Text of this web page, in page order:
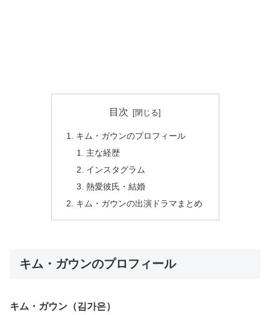
目次
キム・ガウンのプロフィール
主な経歴
インスタグラム
熱愛彼氏・結婚
キム・ガウンの出演ドラマまとめ
キム・ガウンのプロフィール
キム・ガウン（김가은）